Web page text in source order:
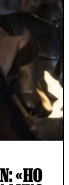
«HO